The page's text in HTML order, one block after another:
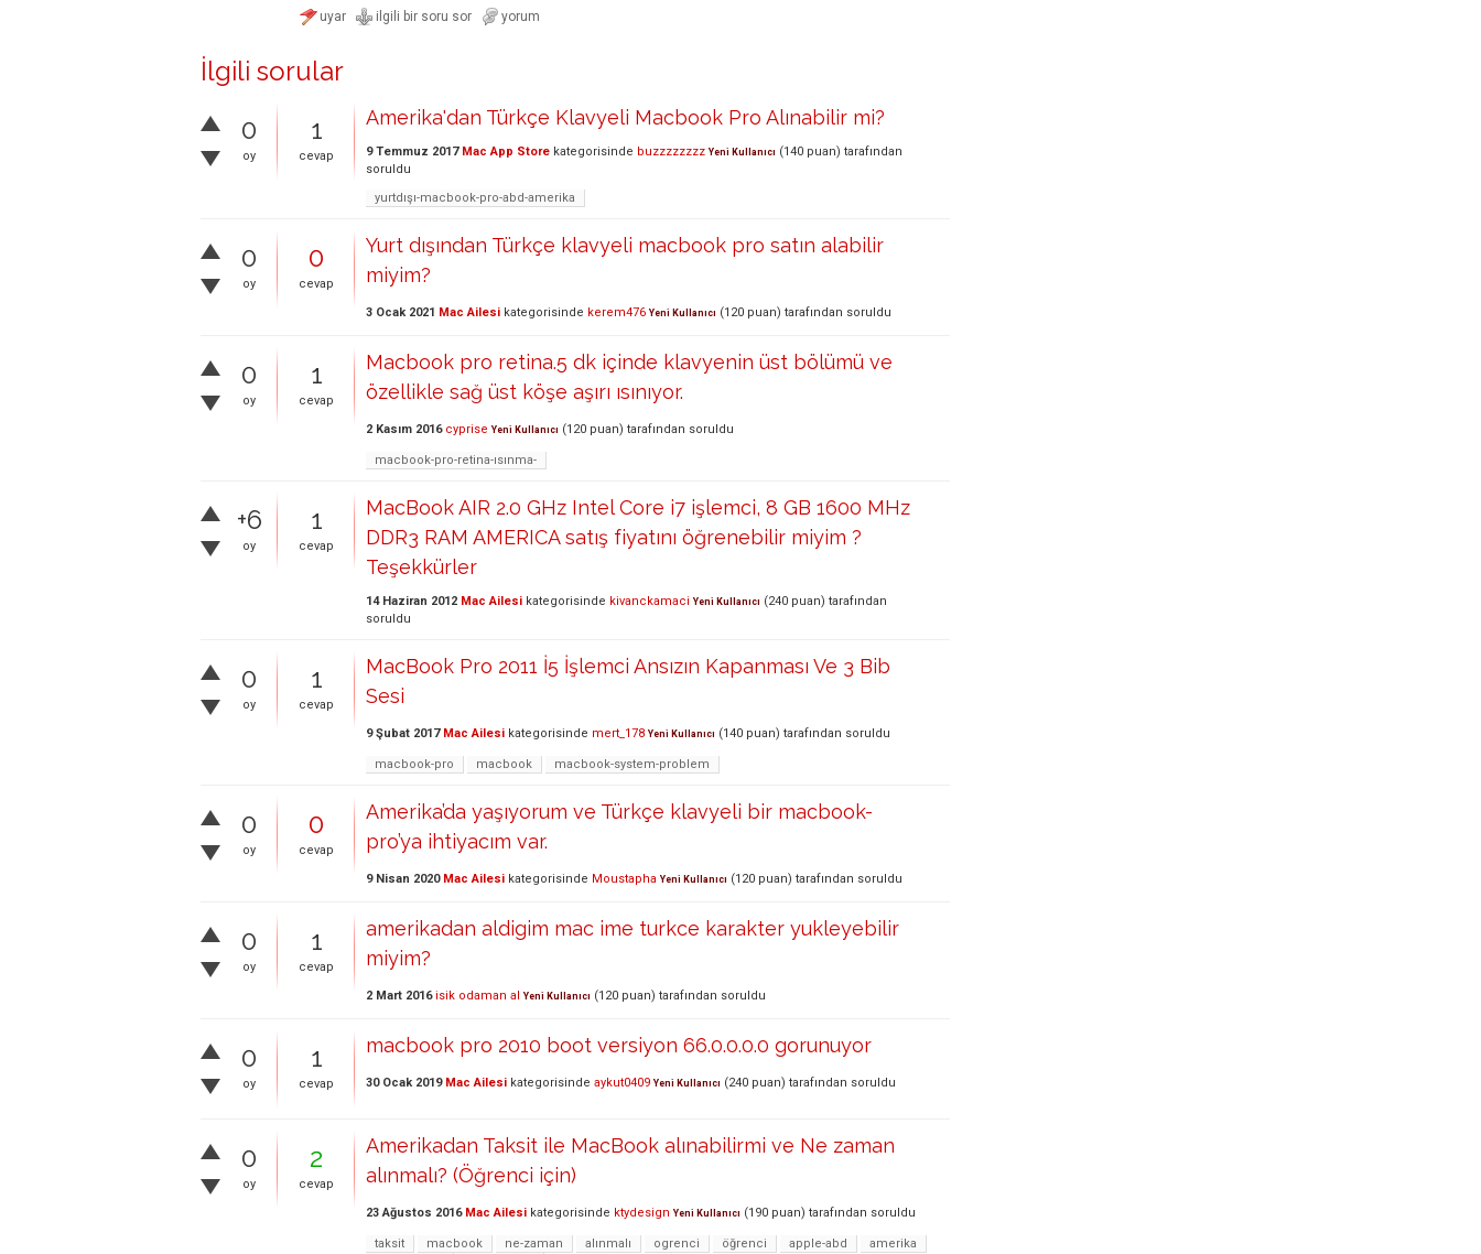
İlgili sorular
0
oy
1
cevap
Amerika'dan Türkçe Klavyeli Macbook Pro Alınabilir mi?
9 Temmuz 2017 Mac App Store kategorisinde buzzzzzzzz Yeni Kullanıcı (140 puan) tarafından
soruldu
yurtdışı-macbook-pro-abd-amerika
0
oy
0
cevap
Yurt dışından Türkçe klavyeli macbook pro satın alabilir
miyim?
3 Ocak 2021 Mac Ailesi kategorisinde kerem476 Yeni Kullanıcı (120 puan) tarafından soruldu
0
oy
1
cevap
Macbook pro retina.5 dk içinde klavyenin üst bölümü ve
özellikle sağ üst köşe aşırı ısınıyor.
2 Kasım 2016 cyprise Yeni Kullanıcı (120 puan) tarafından soruldu
macbook-pro-retina-ısınma-
+6
oy
1
cevap
MacBook AIR 2.0 GHz Intel Core i7 işlemci, 8 GB 1600 MHz
DDR3 RAM AMERICA satış fiyatını öğrenebilir miyim ?
Teşekkürler
14 Haziran 2012 Mac Ailesi kategorisinde kivanckamaci Yeni Kullanıcı (240 puan) tarafından
soruldu
0
oy
1
cevap
MacBook Pro 2011 İ5 İşlemci Ansızın Kapanması Ve 3 Bib
Sesi
9 Şubat 2017 Mac Ailesi kategorisinde mert_178 Yeni Kullanıcı (140 puan) tarafından soruldu
macbook-pro macbook macbook-system-problem
0
oy
0
cevap
Amerika’da yaşıyorum ve Türkçe klavyeli bir macbook-
pro’ya ihtiyacım var.
9 Nisan 2020 Mac Ailesi kategorisinde Moustapha Yeni Kullanıcı (120 puan) tarafından soruldu
0
oy
1
cevap
amerikadan aldigim mac ime turkce karakter yukleyebilir
miyim?
2 Mart 2016 isik odaman al Yeni Kullanıcı (120 puan) tarafından soruldu
0
oy
1
cevap
macbook pro 2010 boot versiyon 66.0.0.0.0 gorunuyor
30 Ocak 2019 Mac Ailesi kategorisinde aykut0409 Yeni Kullanıcı (240 puan) tarafından soruldu
0
oy
2
cevap
Amerikadan Taksit ile MacBook alınabilirmi ve Ne zaman
alınmalı? (Öğrenci için)
23 Ağustos 2016 Mac Ailesi kategorisinde ktydesign Yeni Kullanıcı (190 puan) tarafından soruldu
taksit macbook ne-zaman alınmalı ogrenci öğrenci apple-abd
amerika